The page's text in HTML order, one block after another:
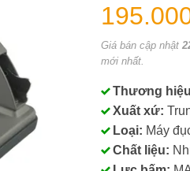
Giá bán cập nhật
mới nhất.
Thương
Xuất xứ:
Loại: Máy
Chất liệu: